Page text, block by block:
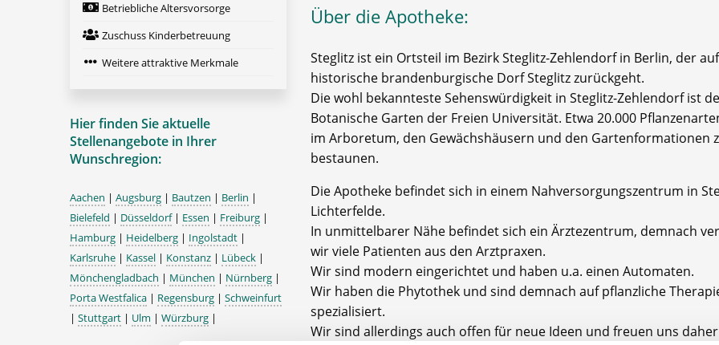
Über die Apotheke:
Steglitz ist ein Ortsteil im Bezirk Steglitz-Zehlendorf in Berlin, der
historische brandenburgische Dorf Steglitz zurückgeht.
Die wohl bekannteste Sehenswürdigkeit in Steglitz-Zehlendorf ist
Botanische Garten der Freien Universität. Etwa 20.000
im Arboretum, den Gewächshäusern und den Gartenformationen
bestaunen.
Die Apotheke befindet sich in einem Nahversorgungszentrum in
Lichterfelde.
In unmittelbarer Nähe befindet sich ein Ärztezentrum, demnach
wir viele Patienten aus den Arztpraxen.
Wir sind modern eingerichtet und haben u.a. einen Automaten.
Wir haben die Phytothek und sind demnach auf pflanzliche
spezialisiert.
Wir sind allerdings auch offen für neue Ideen und freuen uns
Betriebliche Altersvorsorge
Zuschuss Kinderbetreuung
Weitere attraktive Merkmale
Hier finden Sie aktuelle
Stellenangebote in Ihrer
Wunschregion:
Aachen | Augsburg | Bautzen | Berlin |
Bielefeld | Düsseldorf| Essen | Freiburg |
Hamburg | Heidelberg | Ingolstadt |
Karlsruhe | Kassel | Konstanz | Lübeck |
Mönchengladbach | München | Nürnberg |
Porta Westfalica | Regensburg | Schweinfurt
| Stuttgart | Ulm | Würzburg |